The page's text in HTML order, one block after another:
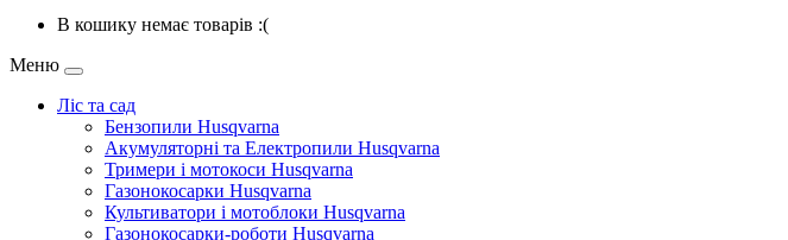
В кошику немає товарів :(
Меню
Ліс та сад
Бензопили Husqvarna
Акумуляторні та Електропили Husqvarna
Тримери і мотокоси Husqvarna
Газонокосарки Husqvarna
Культиватори і мотоблоки Husqvarna
Газонокосарки-роботи Husqvarna